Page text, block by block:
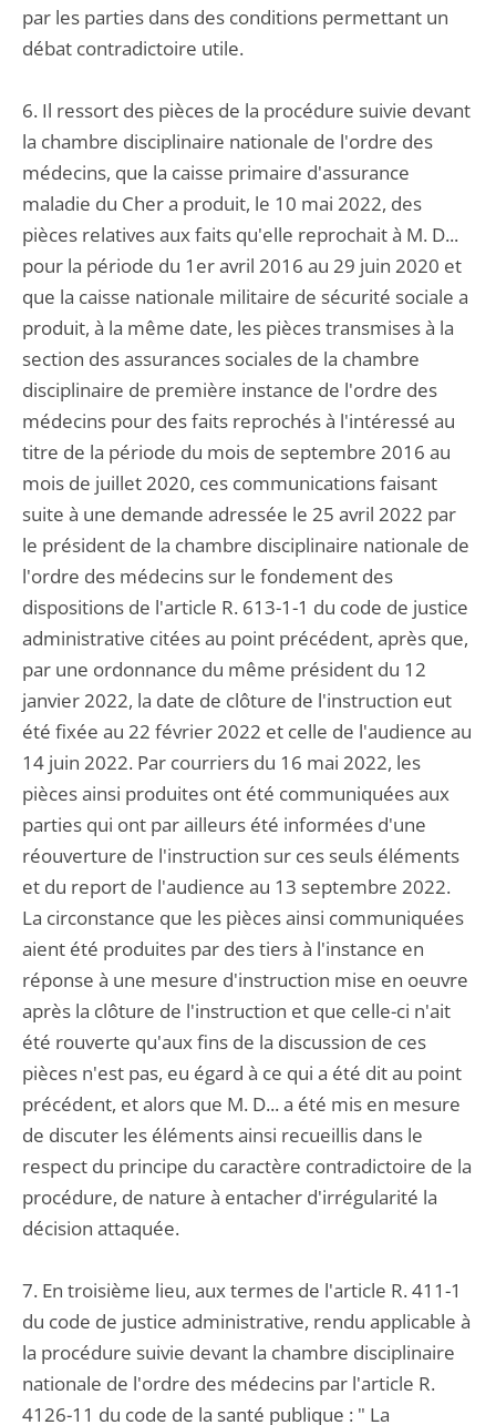
par les parties dans des conditions permettant un
débat contradictoire utile.
6. Il ressort des pièces de la procédure suivie devant
la chambre disciplinaire nationale de l'ordre des
médecins, que la caisse primaire d'assurance
maladie du Cher a produit, le 10 mai 2022, des
pièces relatives aux faits qu'elle reprochait à M. D...
pour la période du 1er avril 2016 au 29 juin 2020 et
que la caisse nationale militaire de sécurité sociale a
produit, à la même date, les pièces transmises à la
section des assurances sociales de la chambre
disciplinaire de première instance de l'ordre des
médecins pour des faits reprochés à l'intéressé au
titre de la période du mois de septembre 2016 au
mois de juillet 2020, ces communications faisant
suite à une demande adressée le 25 avril 2022 par
le président de la chambre disciplinaire nationale de
l'ordre des médecins sur le fondement des
dispositions de l'article R. 613-1-1 du code de justice
administrative citées au point précédent, après que,
par une ordonnance du même président du 12
janvier 2022, la date de clôture de l'instruction eut
été fixée au 22 février 2022 et celle de l'audience au
14 juin 2022. Par courriers du 16 mai 2022, les
pièces ainsi produites ont été communiquées aux
parties qui ont par ailleurs été informées d'une
réouverture de l'instruction sur ces seuls éléments
et du report de l'audience au 13 septembre 2022.
La circonstance que les pièces ainsi communiquées
aient été produites par des tiers à l'instance en
réponse à une mesure d'instruction mise en oeuvre
après la clôture de l'instruction et que celle-ci n'ait
été rouverte qu'aux fins de la discussion de ces
pièces n'est pas, eu égard à ce qui a été dit au point
précédent, et alors que M. D... a été mis en mesure
de discuter les éléments ainsi recueillis dans le
respect du principe du caractère contradictoire de la
procédure, de nature à entacher d'irrégularité la
décision attaquée.
7. En troisième lieu, aux termes de l'article R. 411-1
du code de justice administrative, rendu applicable à
la procédure suivie devant la chambre disciplinaire
nationale de l'ordre des médecins par l'article R.
4126-11 du code de la santé publique : " La